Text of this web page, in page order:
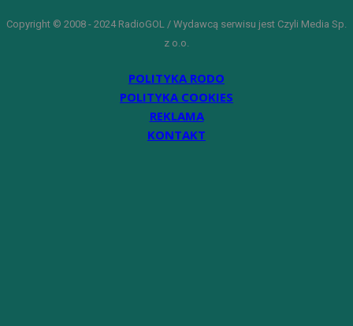
Copyright © 2008 - 2024 RadioGOL / Wydawcą serwisu jest Czyli Media Sp.
z o.o.
POLITYKA RODO
POLITYKA COOKIES
REKLAMA
KONTAKT